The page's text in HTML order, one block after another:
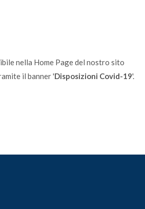
nella Home Page del nostro sito
il banner 'Disposizioni Covid-19'.